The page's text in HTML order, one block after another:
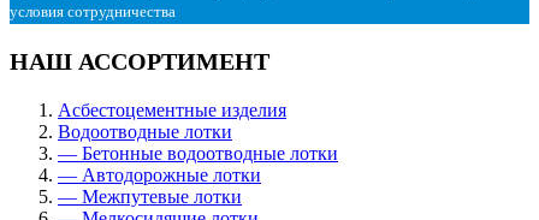
условия сотрудничества
НАШ АССОРТИМЕНТ
Асбестоцементные изделия
Водоотводные лотки
— Бетонные водоотводные лотки
— Автодорожные лотки
— Межпутевые лотки